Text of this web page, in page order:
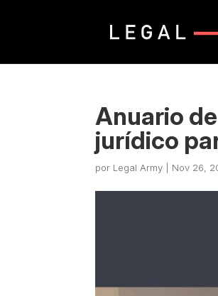
Anuario
jurídico
por Legal Army Nov 26,